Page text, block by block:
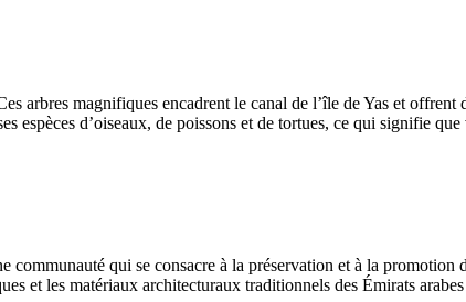
arbres magnifiques encadrent le canal de l’île de Yas et
espèces d’oiseaux, de poissons et de tortues, ce qui signifie
qui se consacre à la préservation et à la
et les matériaux architecturaux traditionnels des Émirats